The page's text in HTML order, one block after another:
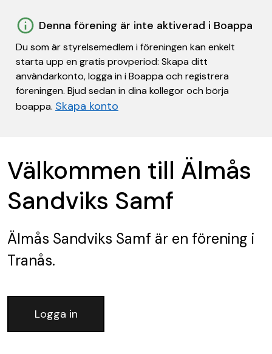
Denna förening är inte aktiverad i Boappa
Du som är styrelsemedlem i föreningen kan enkelt
starta upp en gratis provperiod: Skapa ditt
användarkonto, logga in i Boappa och registrera
föreningen. Bjud sedan in dina kollegor och börja
boappa. Skapa konto
Välkommen till Älmås
Sandviks Samf
Älmås Sandviks Samf är en förening i
Tranås.
Logga in